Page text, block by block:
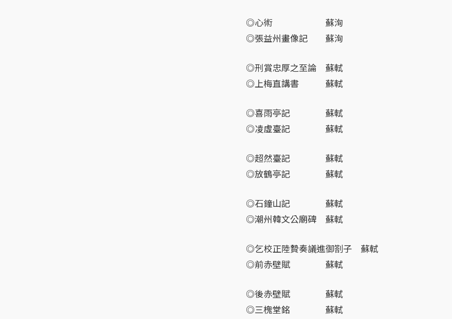
◎心術 蘇洵
◎張益州畫像記 蘇洵
◎刑賞忠厚之至論 蘇軾
◎上梅直講書 蘇軾
◎喜雨亭記 蘇軾
◎凌虛臺記 蘇軾
◎超然臺記 蘇軾
◎放鶴亭記 蘇軾
◎石鐘山記 蘇軾
◎潮州韓文公廟碑 蘇軾
◎乞校正陸贄奏議進御劄子 蘇軾
◎前赤壁賦 蘇軾
◎後赤壁賦 蘇軾
◎三槐堂銘 蘇軾